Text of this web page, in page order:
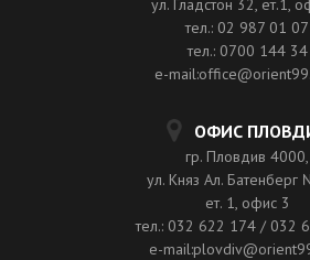
ул. Гладстон 32, ет.1,
тел.: 02 987 01 07
тел.: 0700 144 34
e-
ОФИС
гр. Пловдив 4000,
ул. Княз Ал. Батенберг
ет. 1, офис 3
тел.: 032 622 174 / 032
e-